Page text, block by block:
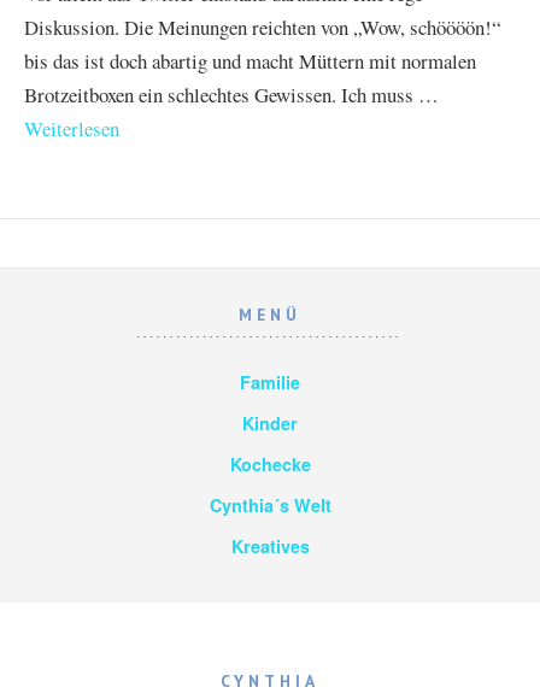
Diskussion. Die Meinungen reichten von „Wow, schöööön!“
bis das ist doch abartig und macht Müttern mit normalen
Brotzeitboxen ein schlechtes Gewissen. Ich muss …
Weiterlesen
MENÜ
Familie
Kinder
Kochecke
Cynthia´s Welt
Kreatives
CYNTHIA